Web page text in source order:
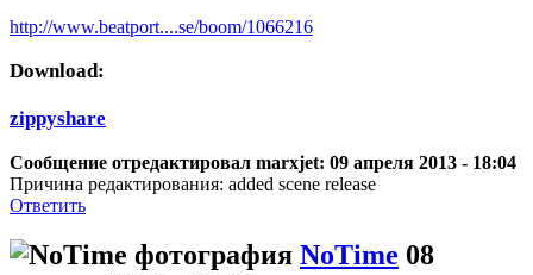
http://www.beatport....se/boom/1066216
Download:
zippyshare
Сообщение отредактировал marxjet: 09 апреля 2013 - 18:04
Причина редактирования: added scene release
Ответить
NoTime 08